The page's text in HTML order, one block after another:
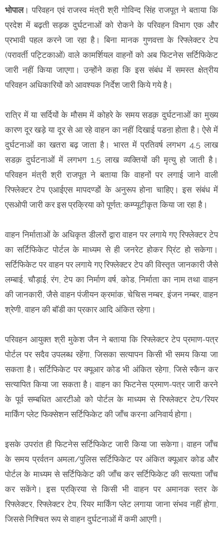
भोपाल। परिवहन एवं राजस्व मंत्री श्री गोविन्द सिंह राजपूत ने बताया कि
प्रदेश में बढ़ती सड़क दुर्घटनाओं को रोकने के परिवहन विभाग एक और
प्रभावी पहल करने जा रहा है। बिना मानक गुणवत्ता के रिफ्लेक्टर टेप
(परावर्ती पट्टिकाओं) वाले कामर्शियल वाहनों को अब फिटनेस सर्टिफिकेट
जारी नहीं किया जाएगा। उन्होंने कहा कि इस संबंध में समस्त क्षेत्रीय
परिवहन अधिकारियों को आवश्यक निर्देश जारी किये गये है।
रात्रि में या सर्दियों के मौसम में कोहरे के समय सडक़ दुर्घटनाओं का मुख्य
कारण दूर खड़े या दूर से आ रहे वाहन का नहीं दिखाई पडऩा होता है। ऐसे में
दुर्घटनाओं का खतरा बढ़ जाता है। भारत में प्रतिवर्ष लगभग 4.5 लाख
सडक़ दुर्घटनाओं में लगभग 1.5 लाख व्यक्तियों की मृत्यु हो जाती है।
परिवहन मंत्री श्री राजपूत ने बताया कि वाहनों पर लगाई जाने वाली
रिफ्लेक्टर टेप एआईएस मापदण्डों के अनुरूप होना चाहिए। इस संबंध में
एसओपी जारी कर इस प्रक्रिया को पूर्णत: कम्प्यूटीकृत किया जा रहा है।
वाहन निर्माताओं के अधिकृत डीलरों द्वारा वाहन पर लगाये गए रिफ्लेक्टर टेप
का सर्टिफिकेट पोर्टल के माध्यम से ही जनरेट होकर प्रिंट हो सकेगा।
सर्टिफिकेट पर वाहन पर लगाये गए रिफ्लेक्टर टेप की विस्तृत जानकारी जैसे
लम्बाई, चौड़ाई, रंग, टेप का निर्माण वर्ष, कोड, निर्माता का नाम तथा वाहन
की जानकारी, जैसे वाहन पंजीयन क्रमांक, चेचिस नम्बर, इंजन नम्बर, वाहन
श्रेणी, वाहन की बॉडी का प्रकार आदि अंकित रहेगा।
परिवहन आयुक्त श्री मुकेश जैन ने बताया कि रिफ्लेक्टर टेप प्रमाण-पत्र
पोर्टल पर सदैव उपलब्ध रहेंगा, जिसका सत्यापन किसी भी समय किया जा
सकता है। सर्टिफिकेट पर क्यूआर कोड भी अंकित रहेगा, जिसे स्कैन कर
सत्यापित किया जा सकता है। वाहन का फिटनेस प्रमाण-पत्र जारी करने
के पूर्व सम्बधित आरटीओ को पोर्टल के माध्यम से रिफ्लेक्टर टेप/रियर
मार्किंग प्लेट फिक्सेशन सर्टिफिकेट की जाँच करना अनिवार्य होगा।
इसके उपरांत ही फिटनेस सर्टिफिकेट जारी किया जा सकेगा। वाहन जाँच
के समय प्रर्वतन अमला/पुलिस सर्टिफिकेट पर अंकित क्यूआर कोड और
पोर्टल के माध्यम से सर्टिफिकेट की जाँच कर सर्टिफिकेट की सत्यता जाँच
कर सकेंगे। इस प्रक्रिया से किसी भी वाहन पर अमानक स्तर के
रिफ्लेक्टर, रिफ्लेक्टर टेप, रियर मार्किंग प्लेट लगाया जाना संभव नहीं होगा,
जिससे निश्चित रूप से वाहन दुर्घटनाओं में कमी आएगी।